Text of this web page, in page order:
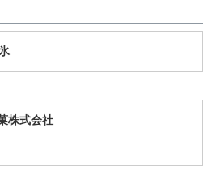
株式会社